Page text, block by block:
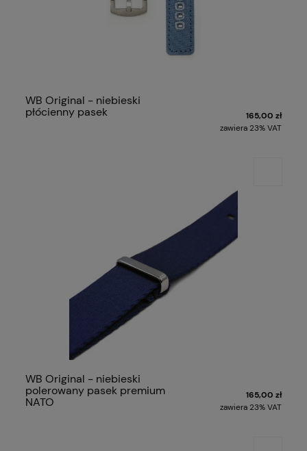
WB Original - niebieski
płócienny pasek
165,00 zł
zawiera 23% VAT
WB Original - niebieski
polerowany pasek premium
NATO
165,00 zł
zawiera 23% VAT